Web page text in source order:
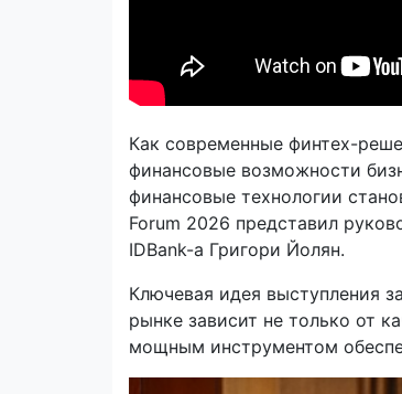
Как современные финтех-
финансовые возможности
финансовые технологии
Forum 2026 представил
IDBank-а Григори Йолян.
Ключевая идея выступления
рынке зависит не только от
мощным инструментом